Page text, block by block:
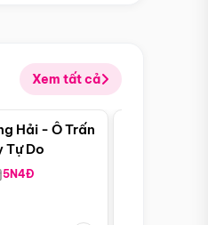
Xem tất cả
Điểm nổi bật
Hải - Ô Trấn
Tự Do
5N4Đ